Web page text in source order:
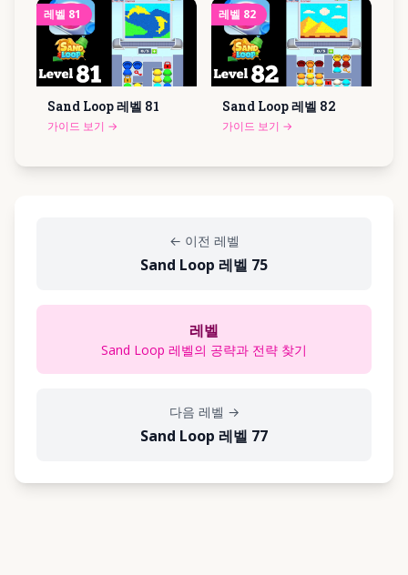
레벨 81
Sand Loop 레벨 81
가이드 보기 →
레벨 82
Sand Loop 레벨 82
가이드 보기 →
← 이전 레벨
Sand Loop 레벨 75
레벨
Sand Loop 레벨의 공략과 전략 찾기
다음 레벨 →
Sand Loop 레벨 77